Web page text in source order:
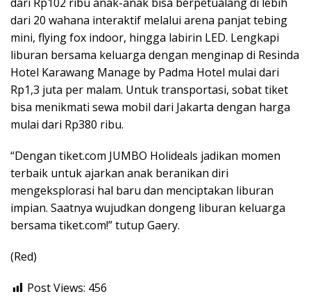
dari 20 wahana interaktif melalui arena panjat tebing
mini, flying fox indoor, hingga labirin LED. Lengkapi
liburan bersama keluarga dengan menginap di Resinda
Hotel Karawang Manage by Padma Hotel mulai dari
Rp1,3 juta per malam. Untuk transportasi, sobat tiket
bisa menikmati sewa mobil dari Jakarta dengan harga
mulai dari Rp380 ribu.
“Dengan tiket.com JUMBO Holideals jadikan momen
terbaik untuk ajarkan anak beranikan diri
mengeksplorasi hal baru dan menciptakan liburan
impian. Saatnya wujudkan dongeng liburan keluarga
bersama tiket.com!” tutup Gaery.
(Red)
Post Views: 456